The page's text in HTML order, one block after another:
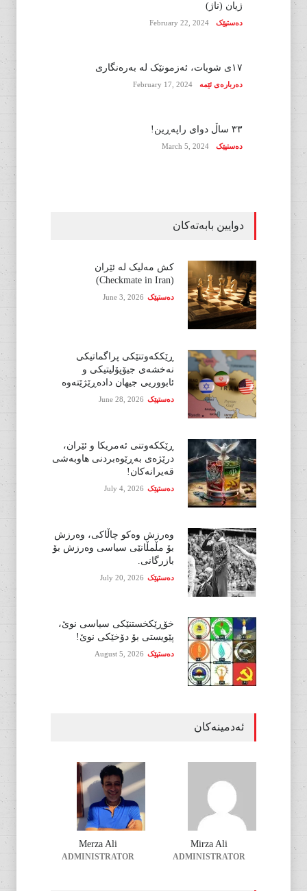
ژیان (ناژ)
دەستپێک February 22, 2024
١٧ی شوبات، ئەزمونێک لە بەرەنگاری
دەربارەی ئێمە February 17, 2024
٣٣ ساڵ دوای راپەڕین!
دەستپێک March 5, 2024
دوایین بابەتەکان
کش مەلیک لە ئێران
(Checkmate in Iran)
دەستپێک June 3, 2026
ڕێککەوتنێکی پراگماتیکی
نەخشەی جیۆپۆلیتیکی و
ئابووریی جیهان دادەڕێژێتەوە
دەستپێک June 28, 2026
ڕێککەوتنی ئەمریکا و ئێران،
درێژەی بەڕێوەبردنی هاوبەشی
قەیرانەکان!
دەستپێک July 4, 2026
وەرزش وەکو چاڵاکی، وەرزش
بۆ مڵمڵانێی سیاسی وەرزش بۆ
بازرگانی.
دەستپێک July 20, 2026
خۆڕێکخستنێکی سیاسی نوێ،
پێویستی بۆ دۆخێکی نوێ!
دەستپێک August 5, 2026
ئەدمینەکان
Mirza Ali
ADMINISTRATOR
Merza Ali
ADMINISTRATOR